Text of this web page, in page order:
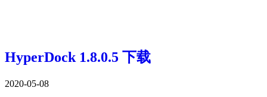
HyperDock 1.8.0.5 下载
2020-05-08